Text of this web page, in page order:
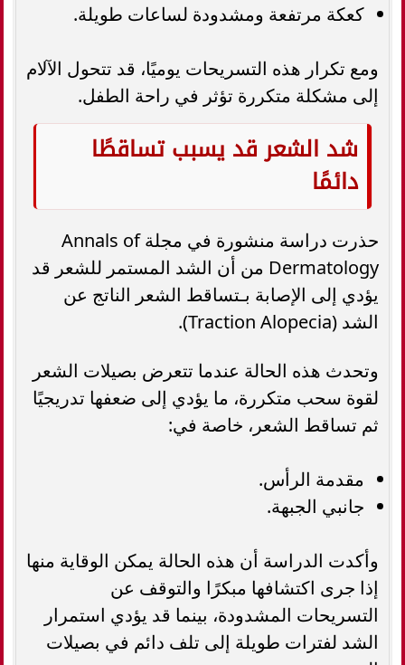
كعكة مرتفعة ومشدودة لساعات طويلة.
ومع تكرار هذه التسريحات يوميًا، قد تتحول الآلام
إلى مشكلة متكررة تؤثر في راحة الطفل.
شد الشعر قد يسبب تساقطًا
دائمًا
حذرت دراسة منشورة في مجلة Annals of
Dermatology من أن الشد المستمر للشعر قد
يؤدي إلى الإصابة بـتساقط الشعر الناتج عن
الشد (Traction Alopecia).
وتحدث هذه الحالة عندما تتعرض بصيلات الشعر
لقوة سحب متكررة، ما يؤدي إلى ضعفها تدريجيًا
ثم تساقط الشعر، خاصة في:
مقدمة الرأس.
جانبي الجبهة.
وأكدت الدراسة أن هذه الحالة يمكن الوقاية منها
إذا جرى اكتشافها مبكرًا والتوقف عن
التسريحات المشدودة، بينما قد يؤدي استمرار
الشد لفترات طويلة إلى تلف دائم في بصيلات